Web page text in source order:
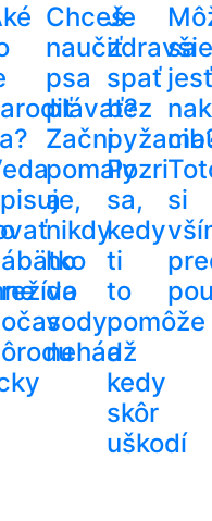
Chceš
naučiť
psa
plávať?
Začni
pomaly
a
nikdy
ho
do
vody
nehádž
Je
zdravšie
spať
bez
Pozri
sa,
kedy
ti
to
pomôže
a
kedy
skôr
uškodí
sa
jesť
si